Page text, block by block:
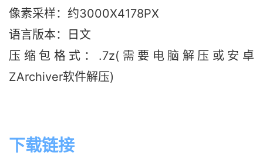
像素采样：约3000X4178PX
语言版本：日文
压缩包格式：.7z(需要电脑解压或安卓
ZArchiver软件解压)
下载链接